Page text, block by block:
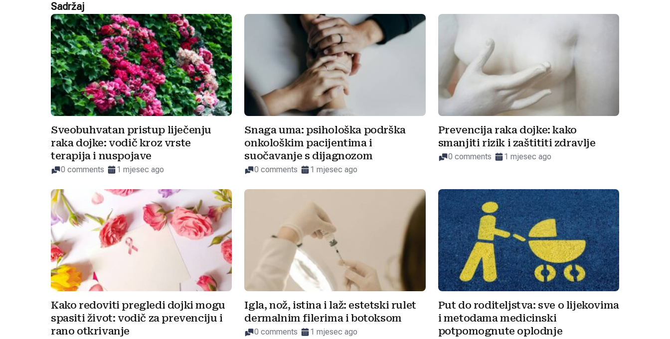
Sadržaj
Sveobuhvatan pristup liječenju
raka dojke: vodič kroz vrste
terapija i nuspojave
0 comments 1 mjesec ago
Snaga uma: psihološka podrška
onkološkim pacijentima i
suočavanje s dijagnozom
0 comments 1 mjesec ago
Prevencija raka dojke: kako
smanjiti rizik i zaštititi zdravlje
0 comments 1 mjesec ago
Kako redoviti pregledi dojki mogu
spasiti život: vodič za prevenciju i
rano otkrivanje
Igla, nož, istina i laž: estetski rulet
dermalnim filerima i botoksom
0 comments 1 mjesec ago
Put do roditeljstva: sve o lijekovima
i metodama medicinski
potpomognute oplodnje